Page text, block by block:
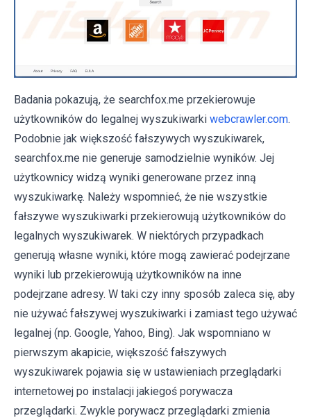
Badania pokazują, że searchfox.me przekierowuje
użytkowników do legalnej wyszukiwarki webcrawler.com.
Podobnie jak większość fałszywych wyszukiwarek,
searchfox.me nie generuje samodzielnie wyników. Jej
użytkownicy widzą wyniki generowane przez inną
wyszukiwarkę. Należy wspomnieć, że nie wszystkie
fałszywe wyszukiwarki przekierowują użytkowników do
legalnych wyszukiwarek. W niektórych przypadkach
generują własne wyniki, które mogą zawierać podejrzane
wyniki lub przekierowują użytkowników na inne
podejrzane adresy. W taki czy inny sposób zaleca się, aby
nie używać fałszywej wyszukiwarki i zamiast tego używać
legalnej (np. Google, Yahoo, Bing). Jak wspomniano w
pierwszym akapicie, większość fałszywych
wyszukiwarek pojawia się w ustawieniach przeglądarki
internetowej po instalacji jakiegoś porywacza
przeglądarki. Zwykle porywacz przeglądarki zmienia